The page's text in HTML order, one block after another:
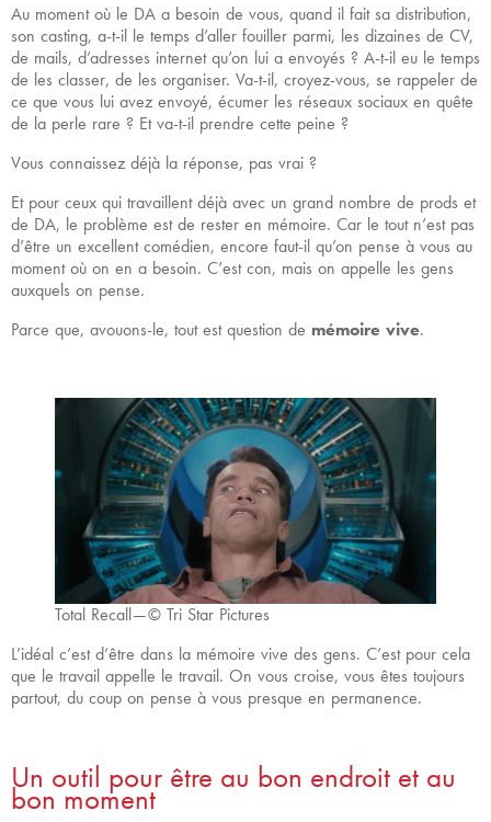
Au moment où le DA a besoin de vous, quand il fait sa distribution,
son casting, a-t-il le temps d’aller fouiller parmi, les dizaines de CV,
de mails, d’adresses internet qu’on lui a envoyés ? A-t-il eu le temps
de les classer, de les organiser. Va-t-il, croyez-vous, se rappeler de
ce que vous lui avez envoyé, écumer les réseaux sociaux en quête
de la perle rare ? Et va-t-il prendre cette peine ?
Vous connaissez déjà la réponse, pas vrai ?
Et pour ceux qui travaillent déjà avec un grand nombre de prods et
de DA, le problème est de rester en mémoire. Car le tout n’est pas
d’être un excellent comédien, encore faut-il qu’on pense à vous au
moment où on en a besoin. C’est con, mais on appelle les gens
auxquels on pense.
Parce que, avouons-le, tout est question de mémoire vive.
Total Recall — © Tri Star Pictures
L’idéal c’est d’être dans la mémoire vive des gens. C’est pour cela
que le travail appelle le travail. On vous croise, vous êtes toujours
partout, du coup on pense à vous presque en permanence.
Un outil pour être au bon endroit et au
bon moment